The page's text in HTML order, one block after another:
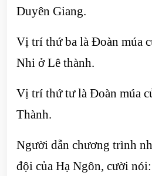
Duyên Giang.
Vị trí thứ ba là Đoàn múa
Nhi ở Lê thành.
Vị trí thứ tư là Đoàn múa
Thành.
Người dẫn chương trình
đội của Hạ Ngôn, cười